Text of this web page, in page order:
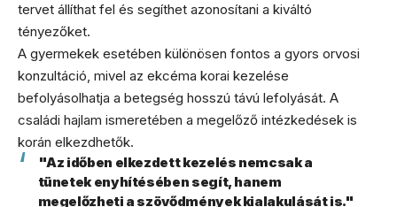
tervet állíthat fel és segíthet azonosítani a kiváltó
tényezőket.
A gyermekek esetében különösen fontos a gyors orvosi
konzultáció, mivel az ekcéma korai kezelése
befolyásolhatja a betegség hosszú távú lefolyását. A
családi hajlam ismeretében a megelőző intézkedések is
korán elkezdhetők.
"Az időben elkezdett kezelés nemcsak a
tünetek enyhítésében segít, hanem
megelőzheti a szövődmények kialakulását is."